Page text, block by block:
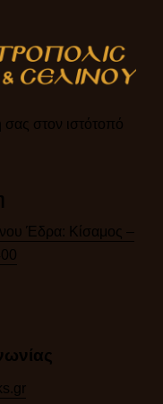
σας στον ιστότοπό
Έδρα: Κίσαμος –